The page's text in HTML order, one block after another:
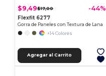
$9,49$17,00 -44%
Flexfit 6277
Gorra de Paneles con Textura de Lana
+14 Colores
Agregar al Carrito